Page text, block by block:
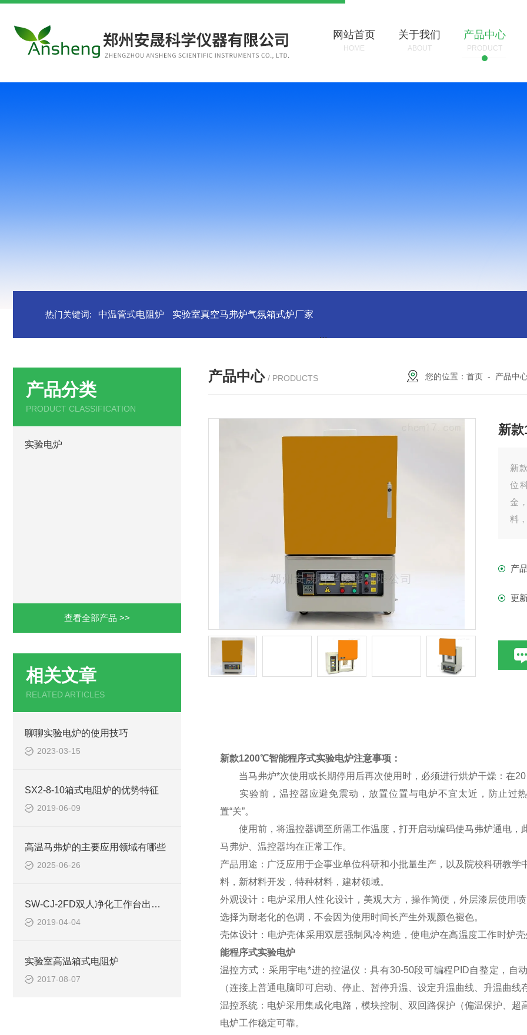
网站首页
HOME
关于我们
ABOUT
产品中心
PRODUCT
热门关键词: 中温管式电阻炉 实验室真空马弗炉气氛箱式炉厂家 SX2-9-
产品分类
PRODUCT CLASSIFICATION
实验电炉
查看全部产品 >>
相关文章
RELATED ARTICLES
聊聊实验电炉的使用技巧
2023-03-15
SX2-8-10箱式电阻炉的优势特征
2019-06-09
高温马弗炉的主要应用领域有哪些
2025-06-26
SW-CJ-2FD双人净化工作台出厂前要严格调试吗
2019-04-04
实验室高温箱式电阻炉
2017-08-07
产品中心 / PRODUCTS 您的位置：首页 - 产品中
新
新
位
金
料
产
更
新款1200℃智能程序式实验电炉注意事项：
当马弗炉*次使用或长期停用后再次使用时，必须进行烘炉干燥：在
实验前，温控器应避免震动，放置位置与电炉不宜太近，防止过
置“关”。
使用前，将温控器调至所需工作温度，打开启动编码使马弗炉通电，
马弗炉、温控器均在正常工作。
产品用途 ： 广泛应用于企事业单位科研和小批量生产，以及院校科研教
料，新材料开发，特种材料，建材领域。
外观设计 ： 电炉采用人性化设计，美观大方，操作简便，外层漆层使用
选择为耐老化的色调，不会因为使用时间长产生外观颜色褪色。
壳体设计 ： 电炉壳体采用双层强制风冷构造，使电炉在高温度工作时炉
能程序式实验电炉
温控方式 ： 采用 宇电*进的控温仪：具有30-50段可编程PID自整定，自
（连接上普通电脑即可启动、停止、暂停升温、设定升温曲线、升温曲线
温控系统： 电炉采用集成化电路，模块控制、双回路保护（偏温保护、
电炉工作稳定可靠。